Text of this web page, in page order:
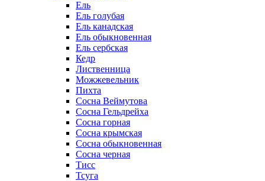
Ель
Ель голубая
Ель канадская
Ель обыкновенная
Ель сербская
Кедр
Лиственница
Можжевельник
Пихта
Сосна Веймутова
Сосна Гельдрейха
Сосна горная
Сосна крымская
Сосна обыкновенная
Сосна черная
Тисс
Тсуга